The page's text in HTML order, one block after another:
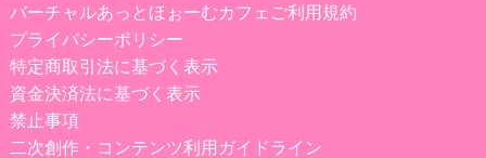
バーチャルあっとほぉーむカフェご利用規約
プライバシーポリシー
特定商取引法に基づく表示
資金決済法に基づく表示
禁止事項
二次創作・コンテンツ利用ガイドライン